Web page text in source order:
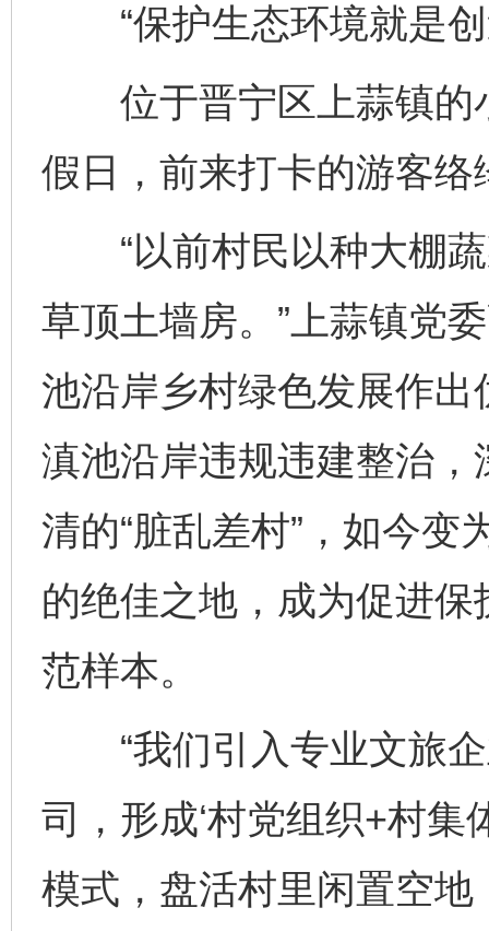
“保护生态环境就是创
位于晋宁区上蒜镇的
假日，前来打卡的游客络
“以前村民以种大棚蔬
草顶土墙房。”上蒜镇党
池沿岸乡村绿色发展作
滇池沿岸违规违建整治
清的“脏乱差村”，如今
的绝佳之地，成为促进
范样本。
“我们引入专业文旅企
司，形成‘村党组织+村集
模式，盘活村里闲置空